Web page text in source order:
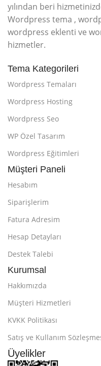
yılından beri
Wordpress tema ,
wordpress eklenti ve
hizmetler.
Tema Kategorileri
Wordpress Temaları
Wordpress Hosting
Wordpress Seo
WP Özel Tasarım
Wordpress Eğitimleri
Müşteri Paneli
Hesabım
Siparişlerim
Fatura Adresim
Hesap Detayları
Destek Talebi
Kurumsal
Hakkımızda
Müşteri Hizmetleri
KVKK Politikası
Satış ve Kullanım
Üyelikler